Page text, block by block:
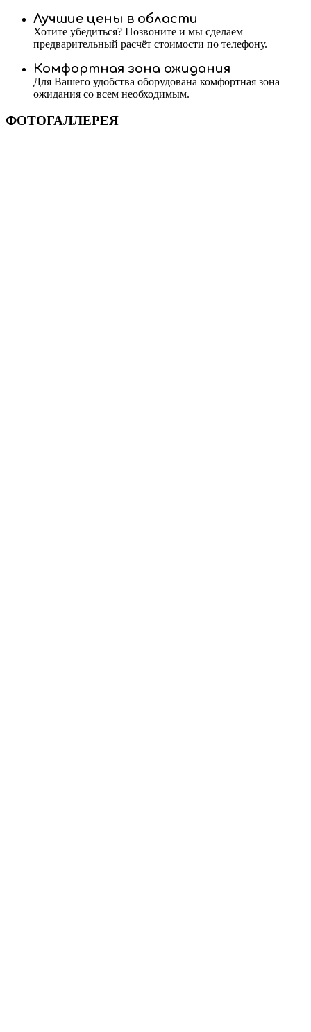
Лучшие цены в области
Хотите убедиться? Позвоните и мы сделаем
предварительный расчёт стоимости по телефону.
Комфортная зона ожидания
Для Вашего удобства оборудована комфортная зона
ожидания со всем необходимым.
ФОТОГАЛЛЕРЕЯ